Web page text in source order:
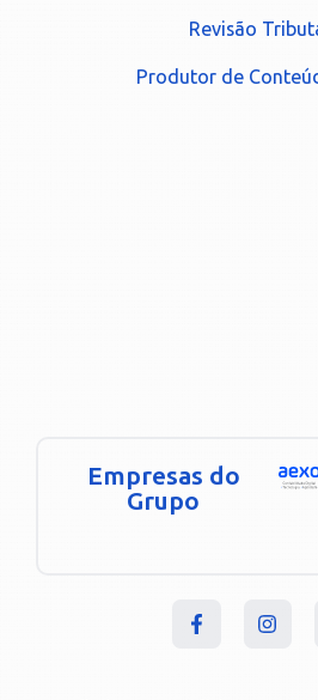
Revisão
Produtor de
Empresas do
Grupo